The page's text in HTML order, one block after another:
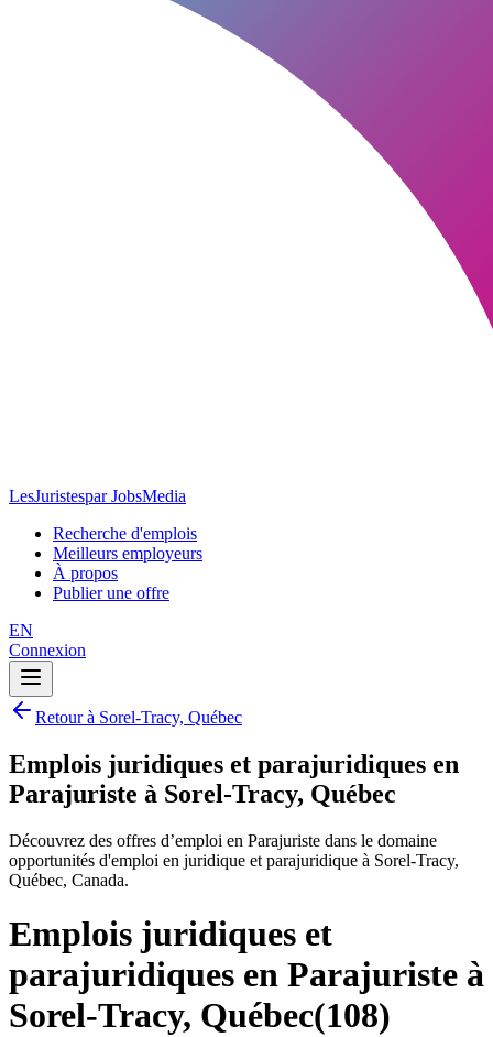
LesJuristespar JobsMedia
Recherche d'emplois
Meilleurs employeurs
À propos
Publier une offre
EN
Connexion
Retour à Sorel-Tracy, Québec
Emplois juridiques et parajuridiques en
Parajuriste à Sorel-Tracy, Québec
Découvrez des offres d’emploi en Parajuriste dans le domaine
opportunités d'emploi en juridique et parajuridique à Sorel-Tracy,
Québec, Canada.
Emplois juridiques et
parajuridiques en Parajuriste à
Sorel-Tracy, Québec(108)